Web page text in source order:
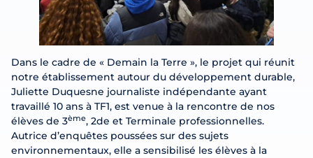
Dans le cadre de « Demain la Terre », le projet qui réunit
notre établissement autour du développement durable,
Juliette Duquesne journaliste indépendante ayant
travaillé 10 ans à TF1, est venue à la rencontre de nos
élèves de 3ème, 2de et Terminale professionnelles.
Autrice d’enquêtes poussées sur des sujets
environnementaux, elle a sensibilisé les élèves à la